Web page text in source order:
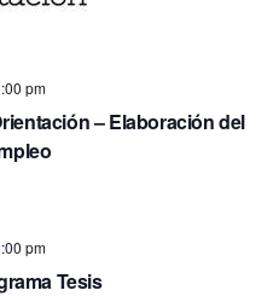
– Elaboración del
pm
Tesis
pm